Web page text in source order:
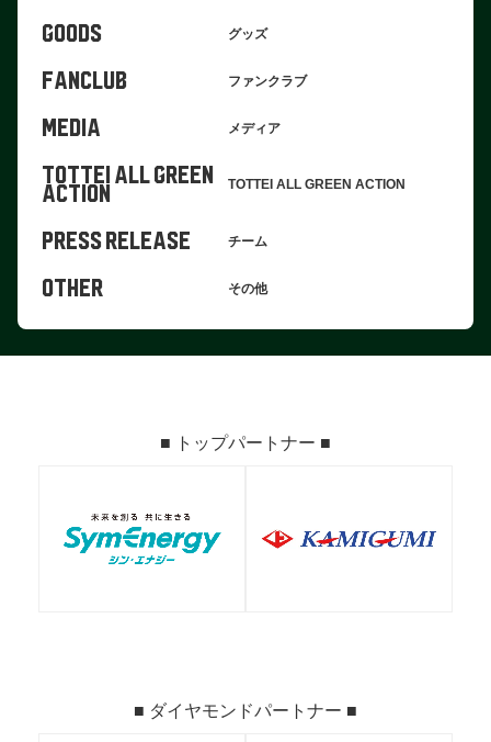
GOODS グッズ
FANCLUB ファンクラブ
MEDIA メディア
TOTTEI ALL GREEN
ACTION TOTTEI ALL GREEN ACTION
PRESS RELEASE チーム
OTHER その他
■ トップパートナー ■
■ ダイヤモンドパートナー ■